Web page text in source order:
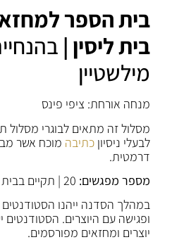
בית הספר
בית ליסין |
מילשטיין
מנחה אורחת: ציפי פינס
מסלול זה מתאים לבוגרי מסלול
לבעלי ניסיוןכתיבה מוכח אשר
דרמטית.
מספר מפגשים:
במהלך הסדנה ייהנו
ופגישה עם היוצרים.
יוצרים ומחזאים מפורסמים.